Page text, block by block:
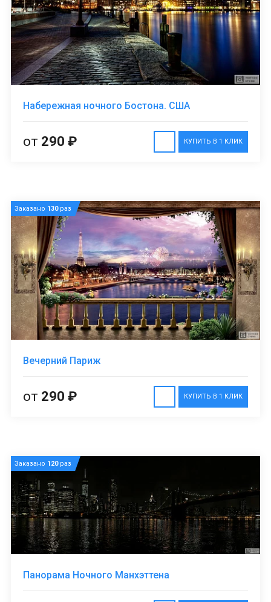
Набережная ночного Бостона. США
КУПИТЬ В 1 КЛИК
от 290 ₽
Заказано 130раз
Вечерний Париж
КУПИТЬ В 1 КЛИК
от 290 ₽
Заказано 120раз
Панорама Ночного Манхэттена